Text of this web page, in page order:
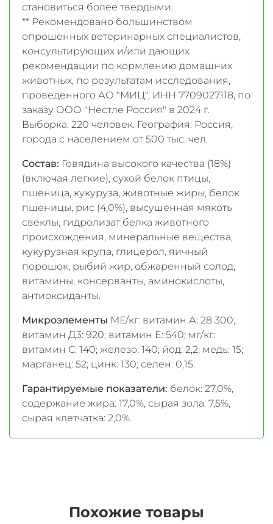
становиться более твердыми.
** Рекомендовано большинством
опрошенных ветеринарных специалистов,
консультирующих и/или дающих
рекомендации по кормлению домашних
животных, по результатам исследования,
проведенного АО "МИЦ", ИНН 7709027118, по
заказу ООО "Нестле Россия" в 2024 г.
Выборка: 220 человек. География: Россия,
города с населением от 500 тыс. чел.
Состав: Говядина высокого качества (18%)
(включая легкие), сухой белок птицы,
пшеница, кукуруза, животные жиры, белок
пшеницы, рис (4,0%), высушенная мякоть
свеклы, гидролизат белка животного
происхождения, минеральные вещества,
кукурузная крупа, глицерол, яичный
порошок, рыбий жир, обжаренный солод,
витамины, консерванты, аминокислоты,
антиоксиданты.
Микроэлементы МЕ/кг: витамин А: 28 300;
витамин Д3: 920; витамин E: 540; мг/кг:
витамин C: 140; железо: 140; йод: 2,2; медь: 15;
марганец: 52; цинк: 130; селен: 0,15.
Гарантируемые показатели: белок: 27,0%,
содержание жира: 17,0%, сырая зола: 7,5%,
сырая клетчатка: 2,0%.
Похожие товары